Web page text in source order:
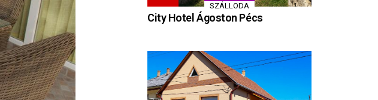
SZÁLLODA
City Hotel Ágoston Pécs